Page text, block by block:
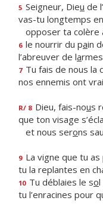
5 Seigneur, Dieu de
vas-tu longtemps
opposer ta colère
6 le nourrir du pain
l’abreuver de la
7 Tu fais de nous la c
nos ennemis ont
R/ 8 Dieu, fais-nous
que ton visage
et nous serons
9 La vigne que tu as
tu la replantes en
10 Tu déblaies le sol
tu l’enracines pour